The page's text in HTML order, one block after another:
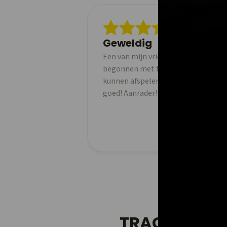
Geweldig
Een van mijn vrienden gebruikte
begonnen met fietsen en het is
kunnen afspelen en te kunnen
goed! Aanrader!